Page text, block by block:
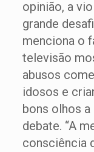
opinião, a
grande
menciona o
televisão
abusos
idosos e
bons olhos
debate. “A
consciência